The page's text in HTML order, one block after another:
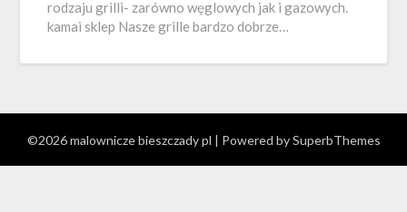
rodzaju grilli- zarówno węglowych jak i gazowych.
kamai sklep Nasze grille bardzo dobrze…
©2026 malownicze bieszczady pl | Powered bySuperbThemes